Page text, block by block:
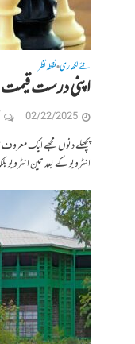
نئے لکھاری•نقطہ نظر
اپنی درست قیمت
02/22/2025
پچھلے دنوں مجھے ایک
انٹرویو کے بعد تین